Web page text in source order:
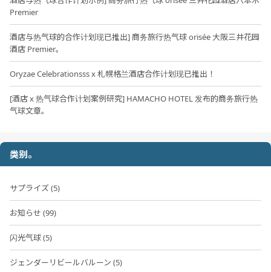
Premier
酒店与热气球的合作计划现已推出] 商务旅行热气球 orisée 大阪三井花园
酒店 Premier。
Oryzae Celebrationsss x 札幌格兰酒店合作计划现已推出！
[酒店 x 热气球合作计划案例研究] HAMACHO HOTEL 发布的商务旅行热
气球文章。
类别。
サプライズ (5)
お知らせ (99)
闪光气球 (5)
ジェンダーリビールバルーン (5)